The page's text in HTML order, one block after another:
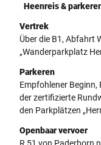
Heenreis &
Vertrek
Über die B1, Abfahrt
„Wanderparkplatz
Parkeren
Empfohlener
der zertifizierte
den Parkplätzen
Openbaar vervoer
R 51 von Paderborn